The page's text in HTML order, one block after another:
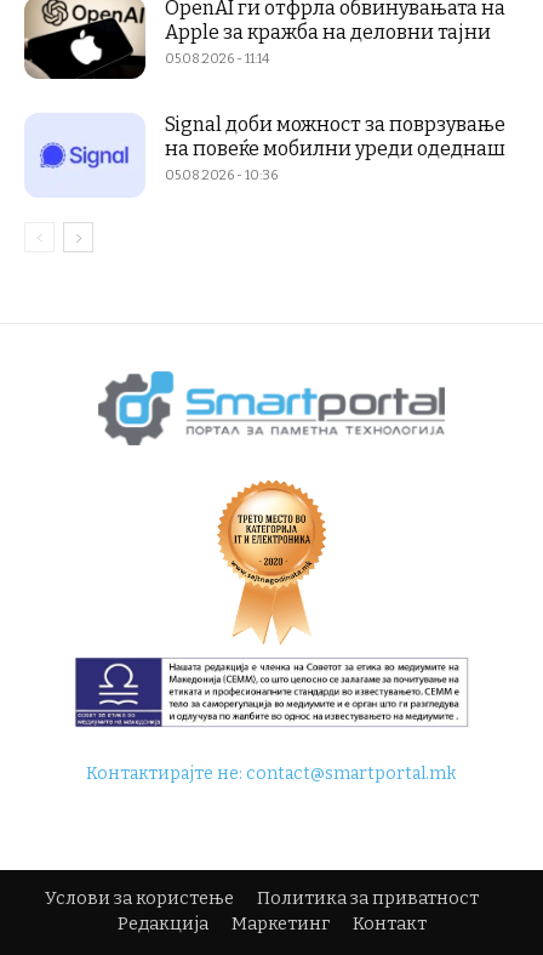
OpenAI ги отфрла обвинувањата на
Apple за кражба на деловни тајни
05.08.2026 - 11:14
Signal доби можност за поврзување
на повеќе мобилни уреди одеднаш
05.08.2026 - 10:36
Контактирајте не:contact@smartportal.mk
Услови за користење
Политика за приватност
Редакција
Маркетинг Контакт